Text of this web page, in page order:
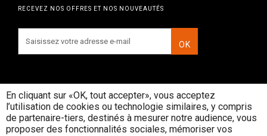
RECEVEZ NOS OFFRES ET NOS NOUVEAUTÉS
OK
INTERDICTION DE VENTE DE
BOISSONS ALCOOLIQUES AUX
MINEURS DE MOINS DE 18 ANS
En cliquant sur «OK, tout accepter», vous acceptez
l’utilisation de cookies ou technologie similaires, y compris
de partenaire-tiers, destinés à mesurer notre audience, vous
proposer des fonctionnalités sociales, mémoriser vos